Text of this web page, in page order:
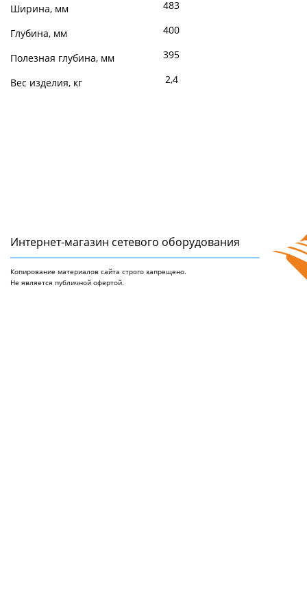
Ширина, мм 483
Глубина, мм 400
Полезная глубина, мм 395
Вес изделия, кг 2,4
Интернет-магазин сетeвого оборудования
Копирование материалов сайта строго запрещено.
Не является публичной офертой.